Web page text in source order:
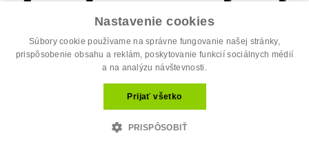
Nastavenie cookies
Súbory cookie používame na správne fungovanie našej stránky,
prispôsobenie obsahu a reklám, poskytovanie funkcií sociálnych médií
a na analýzu návštevnosti.
Prijať všetko
PRISPÔSOBIŤ